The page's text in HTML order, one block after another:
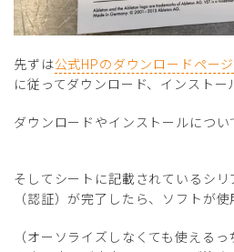
先ずは公式HPのダウンロードページ
に従ってダウンロード、インストー
ダウンロードやインストールにつ
そしてシートに記載されているシ
（認証）が完了したら、ソフトが
（オーソライズしなくても使える